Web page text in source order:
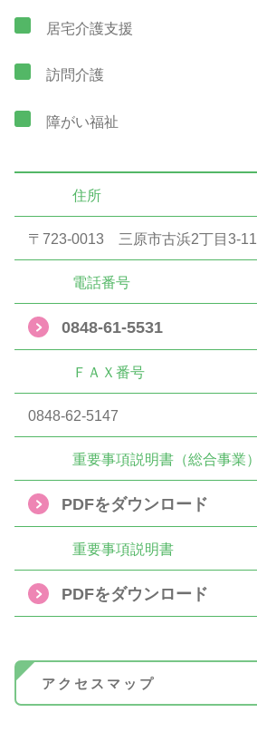
居宅介護支援
訪問介護
障がい福祉
住所
〒723-0013 三原市古浜2丁目3-11
電話番号
0848-61-5531
ＦＡＸ番号
0848-62-5147
重要事項説明書（総合事業）
PDFをダウンロード
重要事項説明書
PDFをダウンロード
アクセスマップ